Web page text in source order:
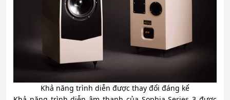
Khả năng trình diễn được thay đổi đáng kể